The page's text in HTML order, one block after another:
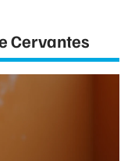
Cervantes